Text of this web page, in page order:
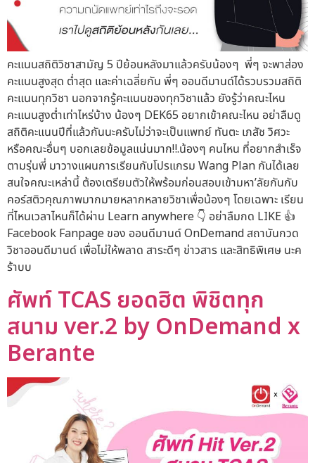
คะแนนสถิติวิชาสามัญ 5 ปีย้อนหลังมาแล้วครับน้องๆ พี่ๆ จะพาส่อง
คะแนนสูงสุด ต่ำสุด และค่าเฉลี่ยกัน พี่ๆ ออนดีมานด์ได้รวบรวมสถิติ
คะแนนทุกวิชา นอกจากรู้คะแนนของทุกวิชาแล้ว ยังรู้ว่าคณะไหน
คะแนนสูงต่ำเท่าไหร่บ้าง น้องๆ DEK65 อยากเข้าคณะไหน อย่าลืมดู
สถิติคะแนนปีที่แล้วกันนะครับไม่ว่าจะเป็นแพทย์ ทันตะ เภสัช วิศวะ
หรือคณะอื่นๆ บอกเลยข้อมูลแน่นมาก‼.น้องๆ คนไหน ที่อยากสำเร็จ
ตามรุ่นพี่ มาวางแผนการเรียนกับโปรแกรม Wang Plan กันได้เลย
สนใจคณะเหล่านี้ ต้องเตรียมตัวให้พร้อมก่อนสอบเข้ามหา’ลัยกันกับ
คอร์สติวคุณภาพมากมายหลากหลายวิชาเพื่อน้องๆ โดยเฉพาะ เรียน
ที่ไหนเวลาไหนก็ได้ผ่าน Learn anywhere 👇 อย่าลืมกด LIKE 👍
Facebook Fanpage ของ ออนดีมานด์ OnDemand สถาบันกวด
วิชาออนดีมานด์ เพื่อไม่ให้พลาด สาระดีๆ ข่าวสาร และสิทธิพิเศษ นะค
ร้าบบ
ศัพท์ TCAS ยอดฮิต พิชิตทุก
สนาม ver.2 by OnDemand x
Berante